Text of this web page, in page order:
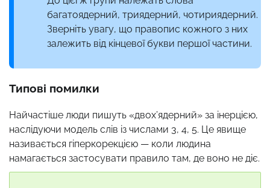
багатоядерний, триядерний, чотириядерний.
Зверніть увагу, що правопис кожного з них
залежить від кінцевої букви першої частини.
Типові помилки
Найчастіше люди пишуть «двох’ядерний» за інерцією,
наслідуючи модель слів із числами 3, 4, 5. Це явище
називається гіперкорекцією — коли людина
намагається застосувати правило там, де воно не діє.